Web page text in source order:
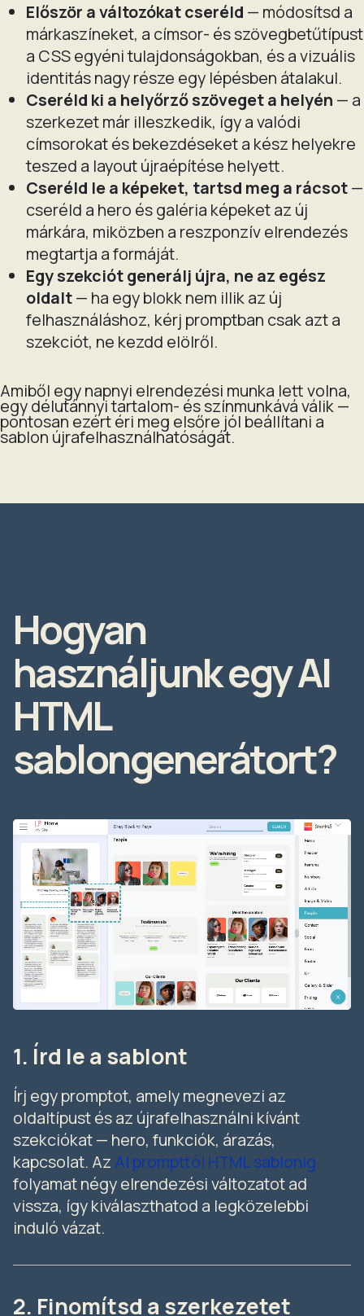
Először a változókat cseréld — módosítsd a
márkaszíneket, a címsor- és szövegbetűtípust
a CSS egyéni tulajdonságokban, és a vizuális
identitás nagy része egy lépésben átalakul.
Cseréld ki a helyőrző szöveget a helyén — a
szerkezet már illeszkedik, így a valódi
címsorokat és bekezdéseket a kész helyekre
teszed a lay­out újraépítése helyett.
Cseréld le a képeket, tartsd meg a rácsot—
cseréld a hero és galéria képeket az új
márkára, miközben a reszponzív elrendezés
megtartja a formáját.
Egy szekciót generálj újra, ne az egész
oldalt— ha egy blokk nem illik az új
felhasználáshoz, kérj promptban csak azt a
szekciót, ne kezdd elölről.
Amiből egy napnyi elrendezési munka lett volna,
egy délutánnyi tartalom- és színmunkává válik —
pontosan ezért éri meg elsőre jól beállítani a
sablon újrafelhasználhatóságát.
Hogyan
használjunk egy AI
HTML
sablongenerátort?
1. Írd le a sablont
Írj egy promptot, amely megnevezi az
oldaltípust és az újrafelhasználni kívánt
szekciókat — hero, funkciók, árazás,
kapcsolat. Az AI prompttól HTML sablonig
folyamat négy elrendezési változatot ad
vissza, így kiválaszthatod a legközelebbi
induló vázat.
2. Finomítsd a szerkezetet